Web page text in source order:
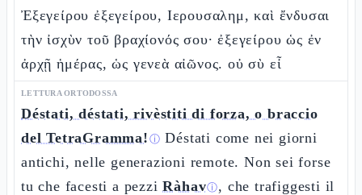
Ἐξεγείρου ἐξεγείρου, Ιερουσαλημ, καὶ ἔνδυσαι
τὴν ἰσχὺν τοῦ βραχίονός σου· ἐξεγείρου ὡς ἐν
ἀρχῇ ἡμέρας, ὡς γενεὰ αἰῶνος. οὐ σὺ εἶ
LETTURA ORTODOSSA
Déstati, déstati, rivèstiti di forza, o braccio
del TetraGramma! ⓘ Déstati come nei giorni
antichi, nelle generazioni remote. Non sei forse
tu che facesti a pezziRàhavⓘ, che trafiggesti il